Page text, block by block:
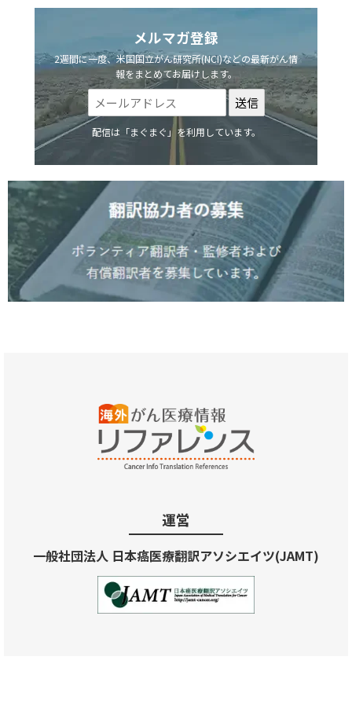
メルマガ登録
2週間に一度、米国国立がん研究所(NCI)などの最新がん情
報をまとめてお届けします。
配信は「まぐまぐ」を利用しています。
運営
一般社団法人 日本癌医療翻訳アソシエイツ(JAMT)